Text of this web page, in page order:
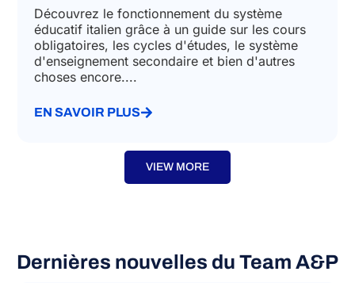
Découvrez le fonctionnement du système
éducatif italien grâce à un guide sur les cours
obligatoires, les cycles d'études, le système
d'enseignement secondaire et bien d'autres
choses encore....
EN SAVOIR PLUS
VIEW MORE
Dernières nouvelles du Team A&P